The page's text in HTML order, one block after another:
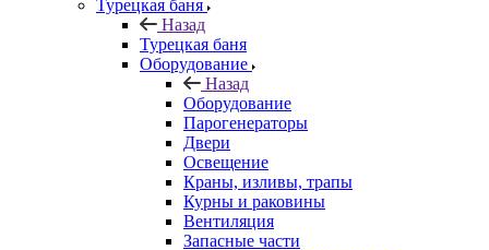
Турецкая баня
Назад
Турецкая баня
Оборудование
Назад
Оборудование
Парогенераторы
Двери
Освещение
Краны, изливы, трапы
Курны и раковины
Вентиляция
Запасные части